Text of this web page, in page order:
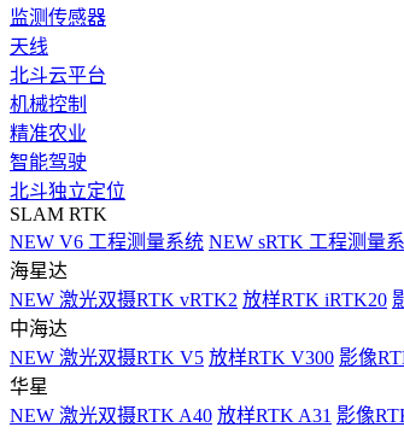
监测传感器
天线
北斗云平台
机械控制
精准农业
智能驾驶
北斗独立定位
SLAM RTK
NEW V6 工程测量系统 NEW sRTK 工程测量
海星达
NEW 激光双摄RTK vRTK2 放样RTK iRTK20
中海达
NEW 激光双摄RTK V5 放样RTK V300 影像
华星
NEW 激光双摄RTK A40 放样RTK A31 影像